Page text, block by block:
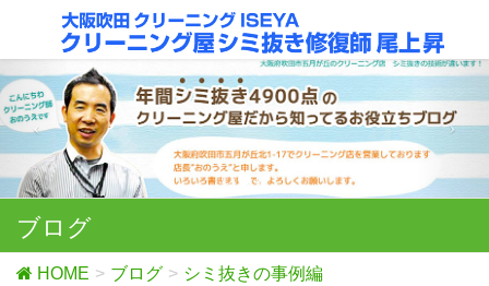
ブログ
HOME ブログ
シミ抜きの事例編